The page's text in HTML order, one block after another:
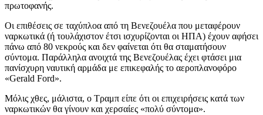
πρωτοφανής.
Οι επιθέσεις σε ταχύπλοα από τη Βενεζουέλα που μεταφέρουν
ναρκωτικά (ή τουλάχιστον έτσι ισχυρίζονται οι ΗΠΑ) έχουν αφήσει
πάνω από 80 νεκρούς και δεν φαίνεται ότι θα σταματήσουν
σύντομα. Παράλληλα ανοιχτά της Βενεζουέλας έχει φτάσει μια
πανίσχυρη ναυτική αρμάδα με επικεφαλής το αεροπλανοφόρο
«Gerald Ford».
Μόλις χθες, μάλιστα, ο Τραμπ είπε ότι οι επιχειρήσεις κατά των
ναρκωτικών θα γίνουν και χερσαίες «πολύ σύντομα».